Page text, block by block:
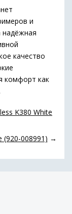
и
надёжная
качество
комфорт как
K380 White
(920-008991) →